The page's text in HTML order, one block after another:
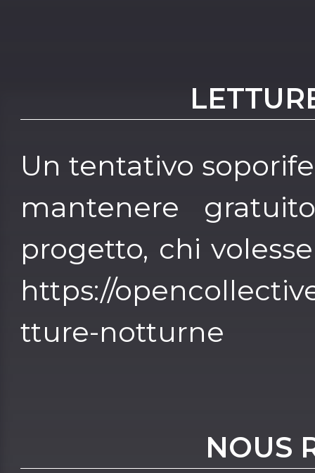
Un tentativo
mantenere
progetto, chi
https://
tture-notturne
NOUS